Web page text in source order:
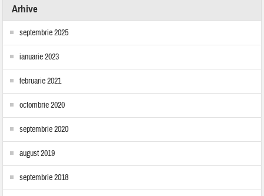
Arhive
septembrie 2025
ianuarie 2023
februarie 2021
octombrie 2020
septembrie 2020
august 2019
septembrie 2018